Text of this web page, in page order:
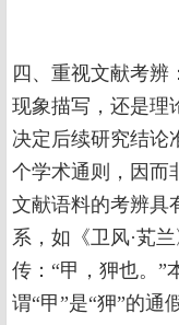
四、重视文献考辨
现象描写，还是理
决定后续研究结论
个学术通则，因而
文献语料的考辨具
系，如《卫风·芄
传：“甲，狎也。”
谓“甲”是“狎”的通